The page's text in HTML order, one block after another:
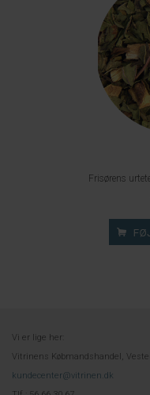
Frisørens
Vi er lige her:
Vitrinens Købmandshandel,
kundecenter@vitrinen.dk